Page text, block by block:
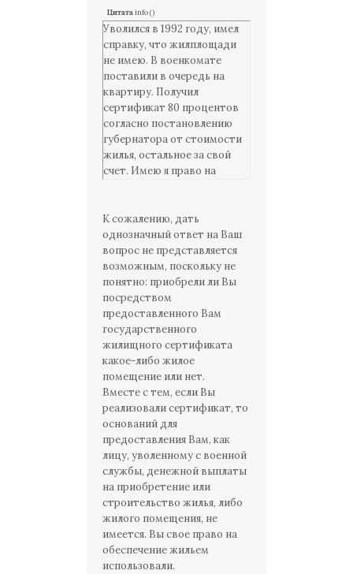
Цитатаinfo()
Уволился в 1992 году, имел
справку, что жилплощади
не имею. В военкомате
поставили в очередь на
квартиру. Получил
сертификат 80 процентов
согласно постановлению
губернатора от стоимости
жилья, остальное за свой
счет. Имею я право на
К сожалению, дать
однозначный ответ на Ваш
вопрос не представляется
возможным, поскольку не
понятно: приобрели ли Вы
посредством
предоставленного Вам
государственного
жилищного сертификата
какое-либо жилое
помещение или нет.
Вместе с тем, если Вы
реализовали сертификат, то
оснований для
предоставления Вам, как
лицу, уволенному с военной
службы, денежной выплаты
на приобретение или
строительство жилья, либо
жилого помещения, не
имеется. Вы свое право на
обеспечение жильем
использовали.